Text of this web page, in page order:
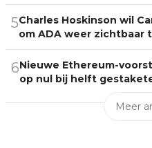
5Charles Hoskinson wil
om ADA weer zichtbaar
6Nieuwe Ethereum-
op nul bij helft
Meer